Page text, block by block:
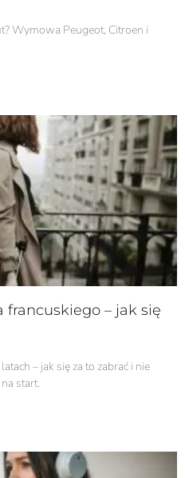
Wymowa Peugeot, Citroen i
– jak się
– jak się za to zabrać i nie
start.